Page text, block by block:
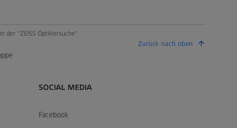
"ZEISS Optikersuche".
Zurück nach oben
SOCIAL MEDIA
Facebook